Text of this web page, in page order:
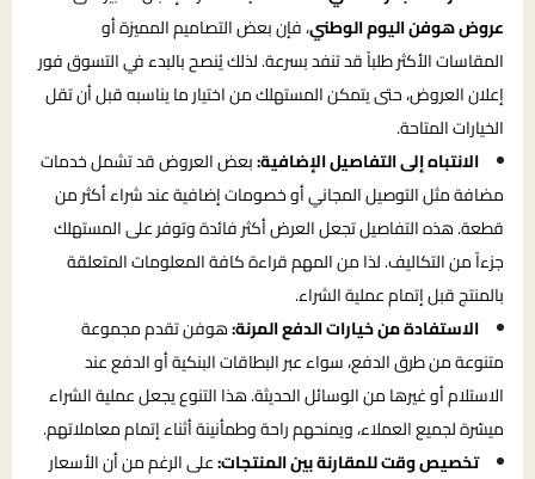
عروض هوفن اليوم الوطني، فإن بعض التصاميم المميزة أو
المقاسات الأكثر طلباً قد تنفد بسرعة. لذلك يُنصح بالبدء في التسوق فور
إعلان العروض، حتى يتمكن المستهلك من اختيار ما يناسبه قبل أن تقل
الخيارات المتاحة.
الانتباه إلى التفاصيل الإضافية:بعض العروض قد تشمل خدمات
مضافة مثل التوصيل المجاني أو خصومات إضافية عند شراء أكثر من
قطعة. هذه التفاصيل تجعل العرض أكثر فائدة وتوفر على المستهلك
جزءاً من التكاليف. لذا من المهم قراءة كافة المعلومات المتعلقة
بالمنتج قبل إتمام عملية الشراء.
الاستفادة من خيارات الدفع المرنة:هوفن تقدم مجموعة
متنوعة من طرق الدفع، سواء عبر البطاقات البنكية أو الدفع عند
الاستلام أو غيرها من الوسائل الحديثة. هذا التنوع يجعل عملية الشراء
ميسّرة لجميع العملاء، ويمنحهم راحة وطمأنينة أثناء إتمام معاملاتهم.
تخصيص وقت للمقارنة بين المنتجات:على الرغم من أن الأسعار